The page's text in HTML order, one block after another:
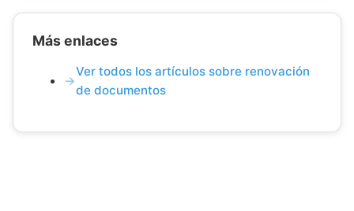
Más enlaces
Ver todos los artículos sobre renovación
de documentos